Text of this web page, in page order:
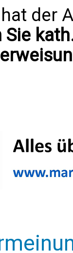
der
Sie